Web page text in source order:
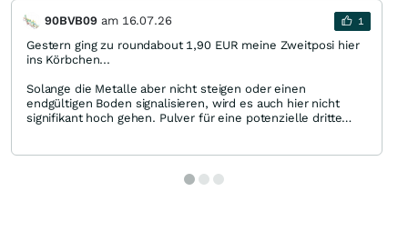
90BVB09 am 16.07.26 1
Gestern ging zu roundabout 1,90 EUR meine Zweitposi hier
ins Körbchen...
Solange die Metalle aber nicht steigen oder einen
endgültigen Boden signalisieren, wird es auch hier nicht
signifikant hoch gehen. Pulver für eine potenzielle dritte